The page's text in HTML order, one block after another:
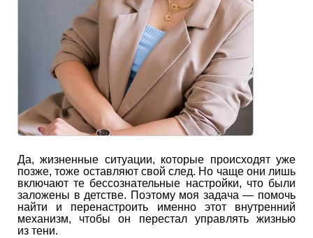
Да, жизненные ситуации, которые происходят уже
позже, тоже оставляют свой след. Но чаще они лишь
включают те бессознательные настройки, что были
заложены в детстве. Поэтому моя задача — помочь
найти и перенастроить именно этот внутренний
механизм, чтобы он перестал управлять жизнью
из тени.